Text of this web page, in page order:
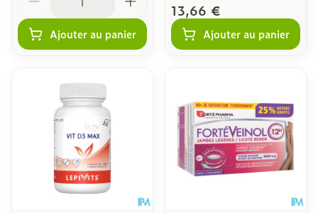
Ajouter au panier
13,66 €
Ajouter au panier